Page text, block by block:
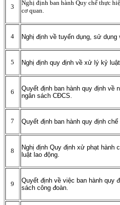
3
Nghị định ban hành Quy chế thực
cơ quan.
4 Nghị định về tuyển dụng, sử
5 Nghị định quy định về xử lý kỷ
6
Quyết định ban hành quy định về
ngân sách CĐCS.
7 Quyết định ban hành quy định
8
Nghị định Quy định xử phạt hành
luật lao động.
9 Quyết định về việc ban hành quy
sách công đoàn.